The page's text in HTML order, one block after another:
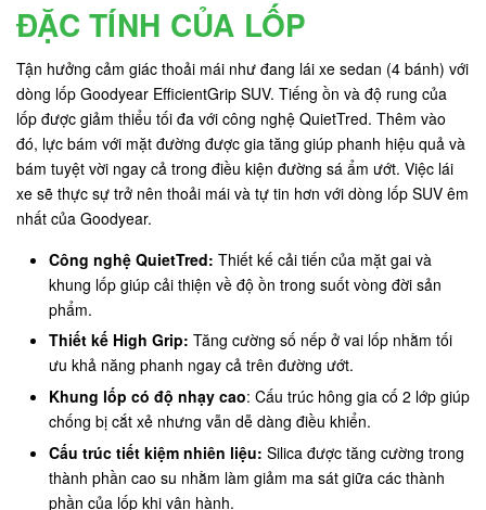
ĐẶC TÍNH CỦA LỐP
Tận hưởng cảm giác thoải mái như đang lái xe sedan (4 bánh) với
dòng lốp Goodyear EfficientGrip SUV. Tiếng ồn và độ rung của
lốp được giảm thiểu tối đa với công nghệ QuietTred. Thêm vào
đó, lực bám với mặt đường được gia tăng giúp phanh hiệu quả và
bám tuyệt vời ngay cả trong điều kiện đường sá ẩm ướt. Việc lái
xe sẽ thực sự trở nên thoải mái và tự tin hơn với dòng lốp SUV êm
nhất của Goodyear.
Công nghệ QuietTred: Thiết kế cải tiến của mặt gai và
khung lốp giúp cải thiện về độ ồn trong suốt vòng đời sản
phẩm.
Thiết kế High Grip: Tăng cường số nếp ở vai lốp nhằm tối
ưu khả năng phanh ngay cả trên đường ướt.
Khung lốp có độ nhạy cao: Cấu trúc hông gia cố 2 lớp giúp
chống bị cắt xẻ nhưng vẫn dễ dàng điều khiển.
Cấu trúc tiết kiệm nhiên liệu: Silica được tăng cường trong
thành phần cao su nhằm làm giảm ma sát giữa các thành
phần của lốp khi vận hành.